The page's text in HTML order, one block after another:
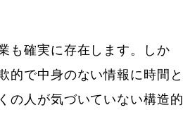
も確実に存在します。しか
的で中身のない情報に時間と
の人が気づいていない構造的